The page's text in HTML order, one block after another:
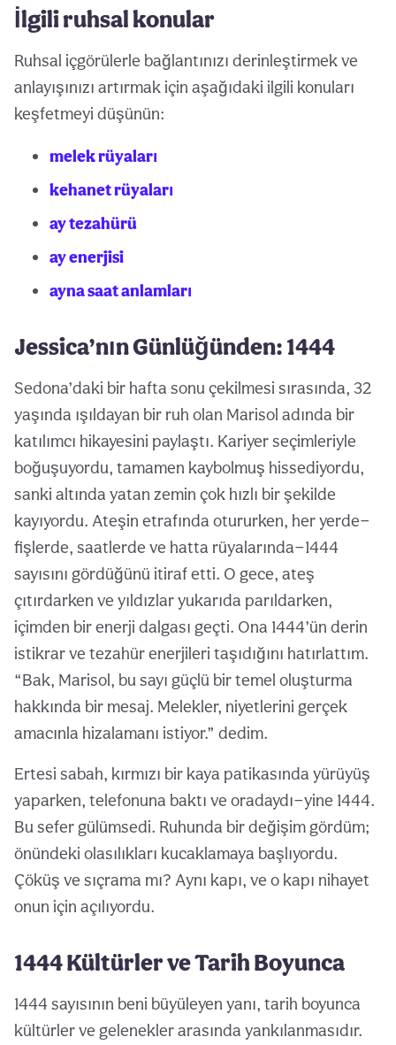
İlgili ruhsal konular
Ruhsal içgörülerle bağlantınızı derinleştirmek ve
anlayışınızı artırmak için aşağıdaki ilgili konuları
keşfetmeyi düşünün:
melek rüyaları
kehanet rüyaları
ay tezahürü
ay enerjisi
ayna saat anlamları
Jessica’nın Günlüğünden: 1444
Sedona’daki bir hafta sonu çekilmesi sırasında, 32
yaşında ışıldayan bir ruh olan Marisol adında bir
katılımcı hikayesini paylaştı. Kariyer seçimleriyle
boğuşuyordu, tamamen kaybolmuş hissediyordu,
sanki altında yatan zemin çok hızlı bir şekilde
kayıyordu. Ateşin etrafında otururken, her yerde—
fişlerde, saatlerde ve hatta rüyalarında—1444
sayısını gördüğünü itiraf etti. O gece, ateş
çıtırdarken ve yıldızlar yukarıda parıldarken,
içimden bir enerji dalgası geçti. Ona 1444’ün derin
istikrar ve tezahür enerjileri taşıdığını hatırlattım.
“Bak, Marisol, bu sayı güçlü bir temel oluşturma
hakkında bir mesaj. Melekler, niyetlerini gerçek
amacınla hizalamanı istiyor.” dedim.
Ertesi sabah, kırmızı bir kaya patikasında yürüyüş
yaparken, telefonuna baktı ve oradaydı—yine 1444.
Bu sefer gülümsedi. Ruhunda bir değişim gördüm;
önündeki olasılıkları kucaklamaya başlıyordu.
Çöküş ve sıçrama mı? Aynı kapı, ve o kapı nihayet
onun için açılıyordu.
1444 Kültürler ve Tarih Boyunca
1444 sayısının beni büyüleyen yanı, tarih boyunca
kültürler ve gelenekler arasında yankılanmasıdır.